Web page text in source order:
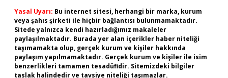
Yasal Uyarı: Bu internet sitesi, herhangi bir marka, kurum
veya şahıs şirketi ile hiçbir bağlantısı bulunmamaktadır.
Sitede yalnızca kendi hazırladığımız makaleler
paylaşılmaktadır. Burada yer alan içerikler haber niteliği
taşımamakta olup, gerçek kurum ve kişiler hakkında
paylaşım yapılmamaktadır. Gerçek kurum ve kişiler ile isim
benzerlikleri tamamen tesadüfidir. Sitemizdeki bilgiler
taslak halindedir ve tavsiye niteliği taşımazlar.